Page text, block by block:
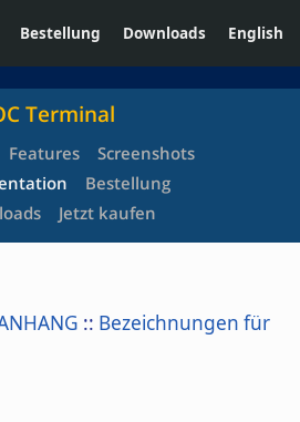
Bestellung Downloads English
Terminal
Features
Screenshots
Bestellung
Jetzt kaufen
:: Bezeichnungen für